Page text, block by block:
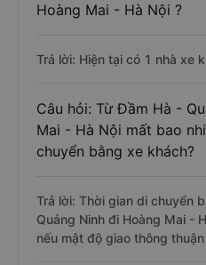
Hoàng Mai - Hà Nội ?
Trả lời: Hiện tại có 1 nhà xe
Câu hỏi: Từ Đầm Hà -
Mai - Hà Nội mất bao
chuyển bằng xe khách?
Trả lời: Thời gian di chuyển
Quảng Ninh đi Hoàng Mai -
nếu mật độ giao thông